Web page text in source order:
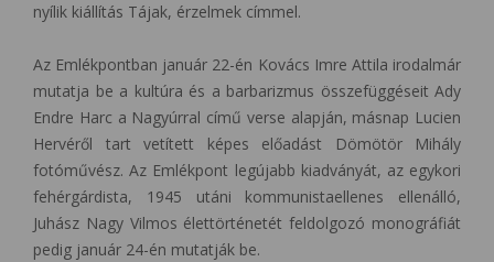
nyílik kiállítás Tájak, érzelmek címmel.
Az Emlékpontban január 22-én Kovács Imre Attila irodalmár
mutatja be a kultúra és a barbarizmus összefüggéseit Ady
Endre Harc a Nagyúrral című verse alapján, másnap Lucien
Hervéről tart vetített képes előadást Dömötör Mihály
fotóművész. Az Emlékpont legújabb kiadványát, az egykori
fehérgárdista, 1945 utáni kommunistaellenes ellenálló,
Juhász Nagy Vilmos élettörténetét feldolgozó monográfiát
pedig január 24-én mutatják be.